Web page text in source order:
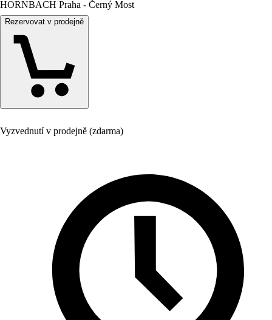
HORNBACH Praha - Černý Most
Rezervovat v prodejně
Vyzvednutí v prodejně (zdarma)